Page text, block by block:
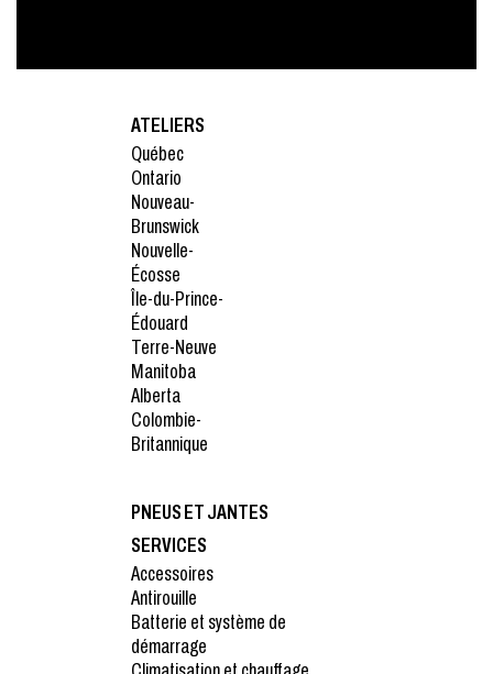
ATELIERS
Québec
Ontario
Nouveau-
Brunswick
Nouvelle-
Écosse
Île-du-Prince-
Édouard
Terre-Neuve
Manitoba
Alberta
Colombie-
Britannique
PNEUS ET JANTES
SERVICES
Accessoires
Antirouille
Batterie et système de
démarrage